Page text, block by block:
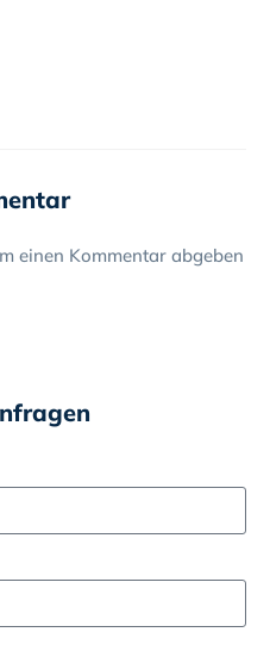
einen Kommentar abgeben